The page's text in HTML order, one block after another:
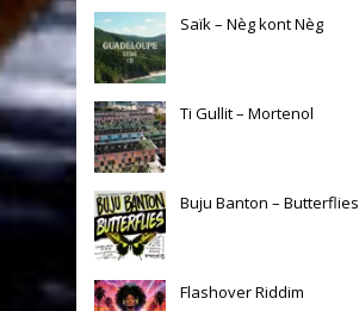
Saïk – Nèg kont Nèg
Ti Gullit – Mortenol
Buju Banton – Butterflies
Flashover Riddim